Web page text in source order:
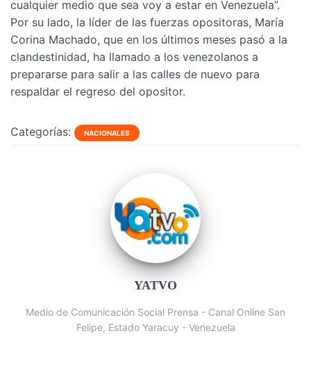
cualquier medio que sea voy a estar en Venezuela”.
Por su lado, la líder de las fuerzas opositoras, María
Corina Machado, que en los últimos meses pasó a la
clandestinidad, ha llamado a los venezolanos a
prepararse para salir a las calles de nuevo para
respaldar el regreso del opositor.
Categorías: NACIONALES
YATVO
Medio de Comunicación Social Prensa - Canal Online San
Felipe, Estado Yaracuy - Venezuela